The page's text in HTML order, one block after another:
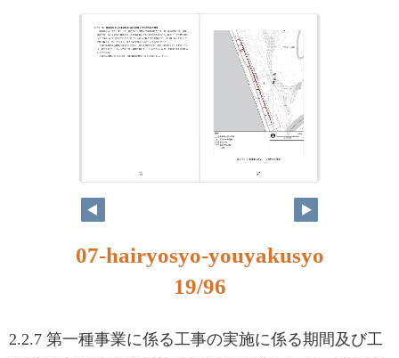
07-hairyosyo-youyakusyo
19/96
2.2.7 第一種事業に係る工事の実施に係る期間及び工